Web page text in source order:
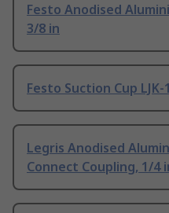
Festo Anodised
3/8 in
Festo Suction Cup
Legris Anodised
Connect Coupling, 1/4